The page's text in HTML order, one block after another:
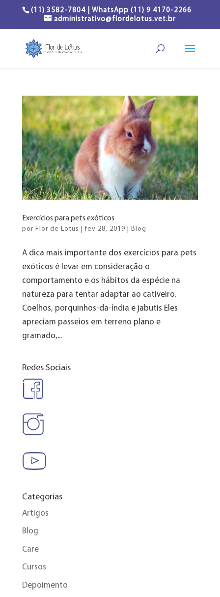
(11) 3582-7804 | WhatsApp (11) 9 4170-2266
administrativo@flordelotus.vet.br
Exercícios para pets exóticos
por Flor de Lotus fev 28, 2019 Blog
A dica mais importante dos exercícios para pets
exóticos é levar em consideração o
comportamento e os hábitos da espécie na
natureza para tentar adaptar ao cativeiro.
Coelhos, porquinhos-da-índia e jabutis Eles
apreciam passeios em terreno plano e
gramado,...
Redes Sociais
Categorias
Artigos
Blog
Care
Cursos
Depoimento